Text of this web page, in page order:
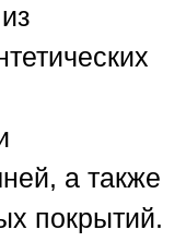
а также
покрытий.